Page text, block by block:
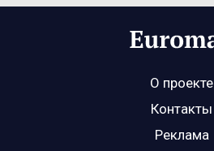
О проекте
Контакты
Реклама